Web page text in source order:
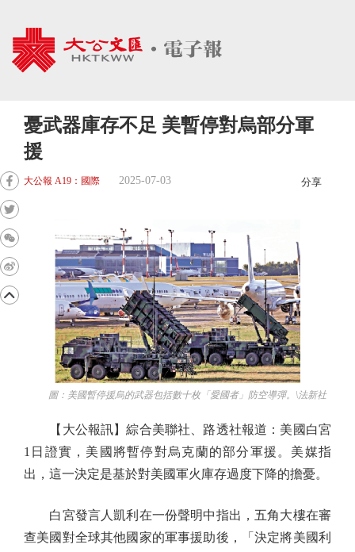
憂武器庫存不足 美暫停對烏部分軍
援
大公報 A19：國際 2025-07-03 分享
圖：美國暫停援烏的武器包括數十枚「愛國者」防空導彈。\法新社
【大公報訊】綜合美聯社、路透社報道：美國白宮
1日證實，美國將暫停對烏克蘭的部分軍援。美媒指
出，這一決定是基於對美國軍火庫存過度下降的擔憂。
白宮發言人凱利在一份聲明中指出，五角大樓在審
查美國對全球其他國家的軍事援助後，「決定將美國利